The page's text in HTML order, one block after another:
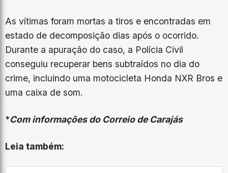
​As vítimas foram mortas a tiros e encontradas em
estado de decomposição dias após o ocorrido.
Durante a apuração do caso, a Polícia Civil
conseguiu recuperar bens subtraídos no dia do
crime, incluindo uma motocicleta Honda NXR Bros e
uma caixa de som.
*Com informações do Correio de Carajás
Leia também: